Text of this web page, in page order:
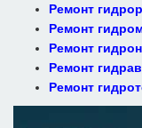
Ремонт
Ремонт
Ремонт
Ремонт
Ремонт